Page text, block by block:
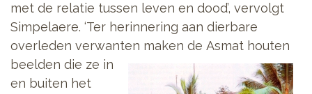
met de relatie tussen leven en dood’, vervolgt
Simpelaere. ‘Ter herinnering aan dierbare
overleden verwanten maken de Asmat houten
beelden die ze in
en buiten het